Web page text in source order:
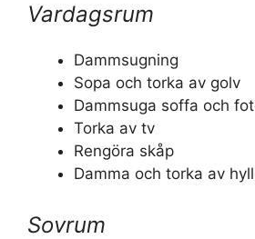
Vardagsrum
Dammsugning
Sopa och torka av golv
Dammsuga soffa och
Torka av tv
Rengöra skåp
Damma och torka av
Sovrum